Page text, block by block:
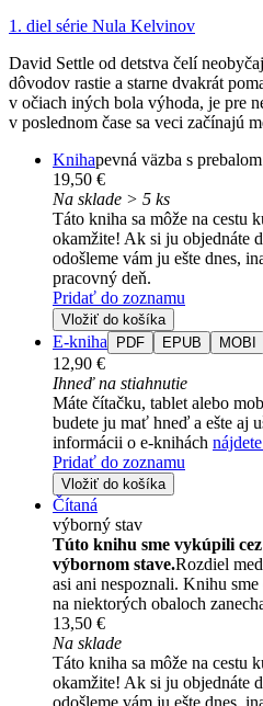
1. diel série Nula Kelvinov
David Settle od detstva čelí
dôvodov rastie a starne dvakrát
v očiach iných bola výhoda, je pre
v poslednom čase sa veci začínajú
Knihapevná väzba s prebalom
19,50 €
Na sklade > 5 ks
Táto kniha sa môže na cestu
okamžite! Ak si ju objednáte
odošleme vám ju ešte dnes,
pracovný deň.
Pridať do zoznamu
Vložiť do košíka
E-kniha PDF EPUB MOBI
12,90 €
Ihneď na stiahnutie
Máte čítačku, tablet alebo
budete ju mať hneď a ešte aj
informácii o e-knihách
Pridať do zoznamu
Vložiť do košíka
Čítaná
výborný stav
Túto knihu sme vykúpili cez
výbornom stave.Rozdiel
asi ani nespoznali. Knihu
na niektorých obaloch
13,50 €
Na sklade
Táto kniha sa môže na cestu
okamžite! Ak si ju objednáte